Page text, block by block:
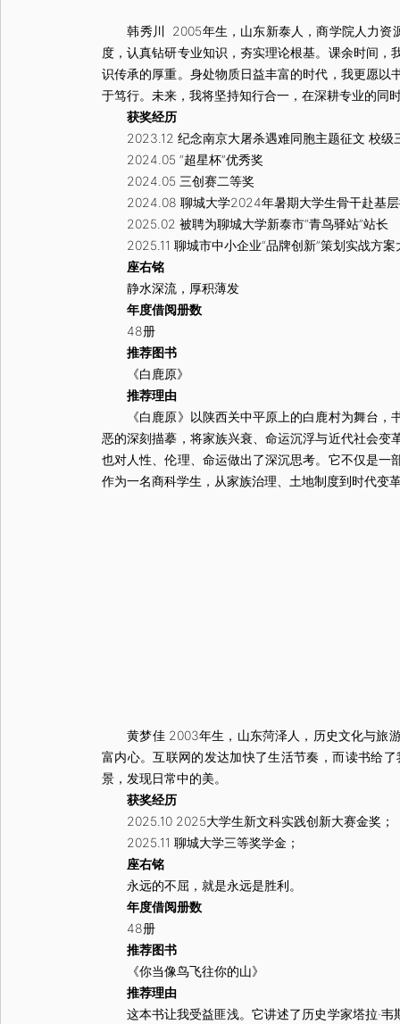
韩秀川 2005年生，山东新泰人，商学院人力资源
度，认真钻研专业知识，夯实理论根基。课余时间
识传承的厚重。身处物质日益丰富的时代，我更愿
于笃行。未来，我将坚持知行合一，在深耕专业的同
获奖经历
2023.12 纪念南京大屠杀遇难同胞主题征文 校级
2024.05 “超星杯”优秀奖
2024.05 三创赛二等奖
2024.08 聊城大学2024年暑期大学生骨干赴基层
2025.02 被聘为聊城大学新泰市“青鸟驿站”站长
2025.11 聊城市中小企业“品牌创新”策划实战方案
座右铭
静水深流，厚积薄发
年度借阅册数
48册
推荐图书
《白鹿原》
推荐理由
《白鹿原》以陕西关中平原上的白鹿村为舞台，
恶的深刻描摹，将家族兴衰、命运沉浮与近代社会
也对人性、伦理、命运做出了深沉思考。它不仅是
作为一名商科学生，从家族治理、土地制度到时代变
黄梦佳 2003年生，山东菏泽人，历史文化与旅游
富内心。互联网的发达加快了生活节奏，而读书给
景，发现日常中的美。
获奖经历
2025.10 2025大学生新文科实践创新大赛金奖；
2025.11 聊城大学三等奖学金；
座右铭
永远的不屈，就是永远是胜利。
年度借阅册数
48册
推荐图书
《你当像鸟飞往你的山》
推荐理由
这本书让我受益匪浅。它讲述了历史学家塔拉·韦